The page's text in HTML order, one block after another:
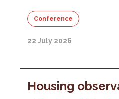
Conference
22 July 2026
Housing